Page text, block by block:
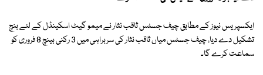
ایکسپریس نیوز کے مطابق چیف جسٹس ثاقب نثار نے میمو گیٹ اسکینڈل کے لئے بنچ
تشکیل دے دیا، چیف جسٹس میاں ثاقب نثار کی سربراہی میں 3 رکنی بینچ 8 فروری کو
سماعت کرے گا۔